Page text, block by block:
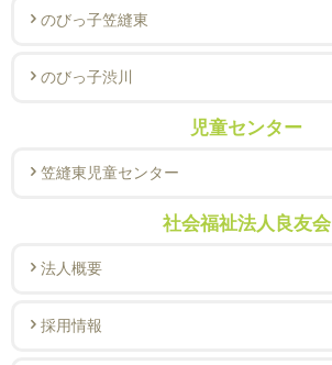
のびっ子笠縫東
のびっ子渋川
児童センター
笠縫東児童センター
社会福祉法人良友会
法人概要
採用情報